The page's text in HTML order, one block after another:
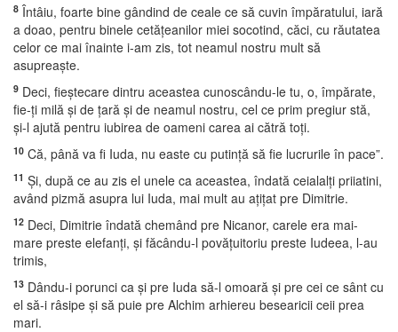
8 Întâiu, foarte bine gândind de ceale ce să cuvin împăratului, iară
a doao, pentru binele cetăţeanilor miei socotind, căci, cu răutatea
celor ce mai înainte i-am zis, tot neamul nostru mult să
asupreaşte.
9 Deci, fieştecare dintru aceastea cunoscându-le tu, o, împărate,
fie-ţi milă şi de ţară şi de neamul nostru, cel ce prim pregiur stă,
şi-l ajută pentru iubirea de oameni carea ai cătră toţi.
10 Că, până va fi Iuda, nu easte cu putinţă să fie lucrurile în pace”.
11 Şi, după ce au zis el unele ca aceastea, îndată ceialalţi priiatini,
având pizmă asupra lui Iuda, mai mult au aţiţat pre Dimitrie.
12 Deci, Dimitrie îndată chemând pre Nicanor, carele era mai-
mare preste elefanţi, şi făcându-l povăţuitoriu preste Iudeea, l-au
trimis,
13 Dându-i porunci ca şi pre Iuda să-l omoară şi pre cei ce sânt cu
el să-i râsipe şi să puie pre Alchim arhiereu besearicii ceii prea
mari.